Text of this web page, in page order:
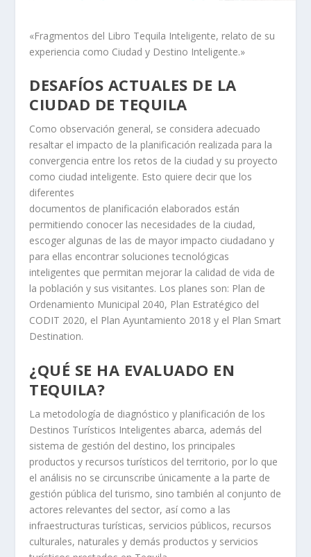
«Fragmentos del Libro Tequila Inteligente, relato de su
experiencia como Ciudad y Destino Inteligente.»
DESAFÍOS ACTUALES DE LA
CIUDAD DE TEQUILA
Como observación general, se considera adecuado
resaltar el impacto de la planificación realizada para la
convergencia entre los retos de la ciudad y su proyecto
como ciudad inteligente. Esto quiere decir que los
diferentes
documentos de planificación elaborados están
permitiendo conocer las necesidades de la ciudad,
escoger algunas de las de mayor impacto ciudadano y
para ellas encontrar soluciones tecnológicas
inteligentes que permitan mejorar la calidad de vida de
la población y sus visitantes. Los planes son: Plan de
Ordenamiento Municipal 2040, Plan Estratégico del
CODIT 2020, el Plan Ayuntamiento 2018 y el Plan Smart
Destination.
¿QUÉ SE HA EVALUADO EN
TEQUILA?
La metodología de diagnóstico y planificación de los
Destinos Turísticos Inteligentes abarca, además del
sistema de gestión del destino, los principales
productos y recursos turísticos del territorio, por lo que
el análisis no se circunscribe únicamente a la parte de
gestión pública del turismo, sino también al conjunto de
actores relevantes del sector, así como a las
infraestructuras turísticas, servicios públicos, recursos
culturales, naturales y demás productos y servicios